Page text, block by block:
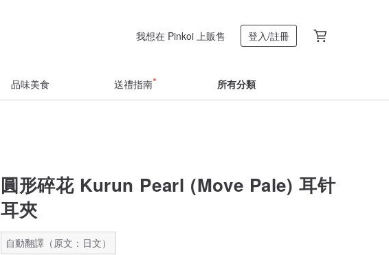
我想在 Pinkoi 上販售 登入/註冊
品味美食 送禮指南 所有分類
圓形碎花 Kurun Pearl (Move Pale) 耳针
耳夾
自動翻譯（原文：日文）